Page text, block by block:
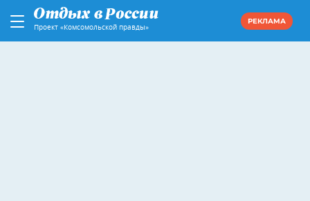
Проект «Комсомольской правды»
РЕКЛАМА